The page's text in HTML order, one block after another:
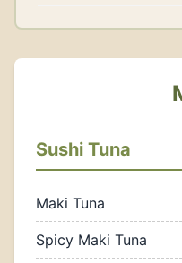
Sushi Tuna
Maki Tuna
Spicy Maki Tuna